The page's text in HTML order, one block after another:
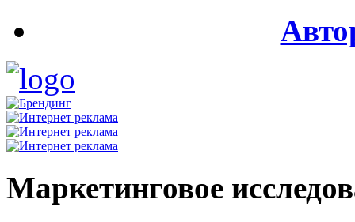
Маркетинговое